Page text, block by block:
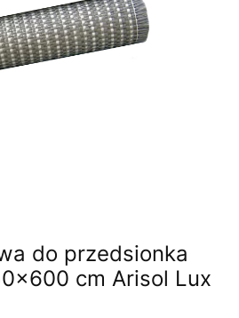
do przedsionka
cm Arisol Lux